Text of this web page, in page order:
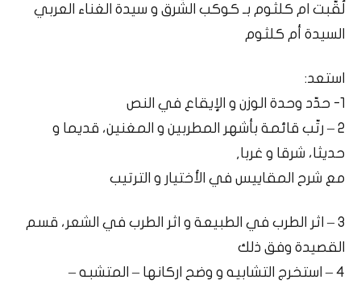
لُقّبت ام كلثوم بـ كوكب الشّرق و سيدة الغناء العربي
السيدة أم كلثوم
استعد:
1- حدّد وحدة الوزن و الإيقاع في النص
2 – رتّب قائمة بأشهر المطربين و المغنين، قديما و
حديثا، شرقا و غربا,
مع شرح المقاييس في الأختيار و الترتيب
3 – اثر الطرب في الطبيعة و اثر الطرب في الشعر، قسم
القصيدة وفق ذلك
4 – استخرج التشابيه و وضح اركانها – المتشبه –